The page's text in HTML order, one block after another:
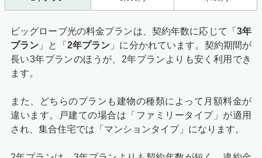
ビッグローブ光の料金プランは、契約年数に応じて「 3年
プラン 」と「 2年プラン 」に分かれています。契約期間が
長い3年プランのほうが、2年プランよりも安く利用でき
ます。
また、どちらのプランも建物の種類によって月額料金が
違います。戸建ての場合は「ファミリータイプ」が適用
され、集合住宅では「マンションタイプ」になります。